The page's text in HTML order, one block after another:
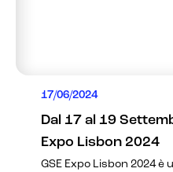
17/06/2024
Dal 17 al 19
Expo Lisbon 2024
GSE Expo Lisbon 2024